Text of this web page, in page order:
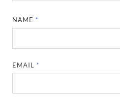
NAME *
EMAIL *